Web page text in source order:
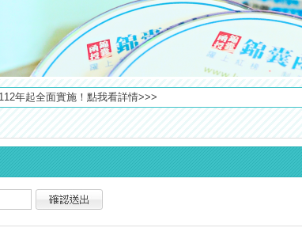
」／高考英文占比提升，快來看看最新資訊吧>>>>
年起全面實施！點我看詳情>>>
付款方式，便利到不行！馬上使用►
營事業了解多少呢? 必考國事業的6大理由 ►►好想了解◄◄
！上榜生獎學金申請辦法與表格下載►►►
之課堂教材須知，請點我查看☀☀☀
試科目及大綱，趕快來看看有哪一些吧>>>
粉絲專頁◆，最新消息、優惠活動不間斷！速點我關注✧•̀.̫•́✧